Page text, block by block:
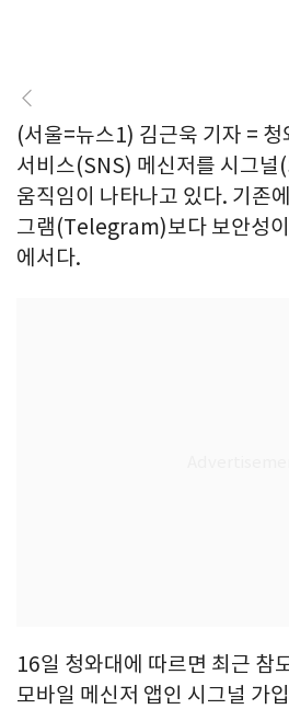
(서울=뉴스1) 김근욱 기자 =
서비스(SNS) 메신저를 시그
움직임이 나타나고 있다. 기존
그램(Telegram)보다 보안성
에서다.
16일 청와대에 따르면 최근 참
모바일 메신저 앱인 시그널 가